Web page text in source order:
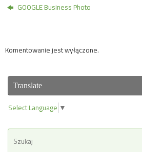
GOOGLE Business Photo
Komentowanie jest wyłączone.
Translate
Select Language ▼